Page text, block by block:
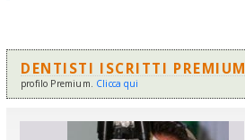
DENTISTI ISCRITTI PREMIUM
profilo Premium. Clicca qui